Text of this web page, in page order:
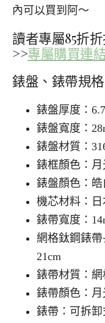
內可以買到阿～
讀者專屬85折折
>>專屬購買連
錶盤、錶帶規格
錶盤厚度：
錶盤寬度：
錶盤材質：
錶框顏色：月
錶盤顏色：皓
機芯材料：
錶帶寬度：
網格鈦鋼錶帶
21cm
錶帶材質：網
錶帶顏色：月
錶帶：可拆卸